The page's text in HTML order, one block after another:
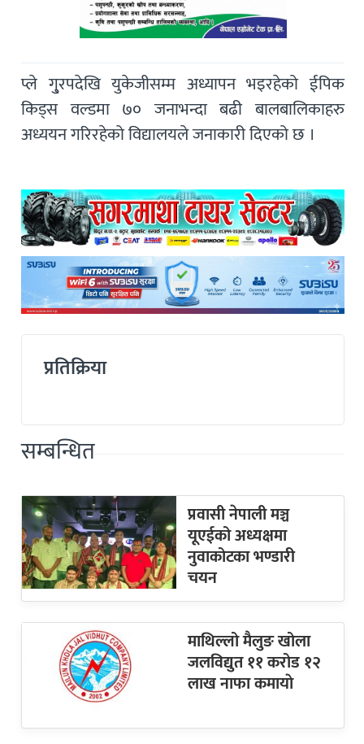
प्ले गु्रपदेखि युकेजीसम्म अध्यापन भइरहेको ईपिक
किड्स वल्डमा ७० जनाभन्दा बढी बालबालिकाहरु
अध्ययन गरिरहेको विद्यालयले जनाकारी दिएको छ ।
प्रतिक्रिया
सम्बन्धित
प्रवासी नेपाली मञ्च
यूएईको अध्यक्षमा
नुवाकोटका भण्डारी
चयन
माथिल्लो मैलुङ खोला
जलविद्युत ११ करोड १२
लाख नाफा कमायाे